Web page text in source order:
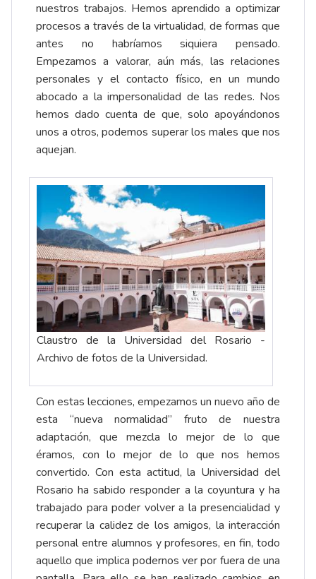
nuestros trabajos. Hemos aprendido a optimizar
procesos a través de la virtualidad, de formas que
antes no habríamos siquiera pensado.
Empezamos a valorar, aún más, las relaciones
personales y el contacto físico, en un mundo
abocado a la impersonalidad de las redes. Nos
hemos dado cuenta de que, solo apoyándonos
unos a otros, podemos superar los males que nos
aquejan.
Claustro de la Universidad del Rosario -
Archivo de fotos de la Universidad.
Con estas lecciones, empezamos un nuevo año de
esta “nueva normalidad” fruto de nuestra
adaptación, que mezcla lo mejor de lo que
éramos, con lo mejor de lo que nos hemos
convertido. Con esta actitud, la Universidad del
Rosario ha sabido responder a la coyuntura y ha
trabajado para poder volver a la presencialidad y
recuperar la calidez de los amigos, la interacción
personal entre alumnos y profesores, en fin, todo
aquello que implica podernos ver por fuera de una